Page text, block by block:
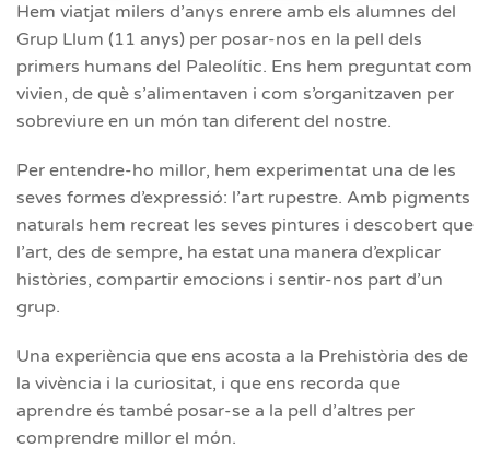
Hem viatjat milers d’anys enrere amb els alumnes del
Grup Llum (11 anys) per posar-nos en la pell dels
primers humans del Paleolític. Ens hem preguntat com
vivien, de què s’alimentaven i com s’organitzaven per
sobreviure en un món tan diferent del nostre.
Per entendre-ho millor, hem experimentat una de les
seves formes d’expressió: l’art rupestre. Amb pigments
naturals hem recreat les seves pintures i descobert que
l’art, des de sempre, ha estat una manera d’explicar
històries, compartir emocions i sentir-nos part d’un
grup.
Una experiència que ens acosta a la Prehistòria des de
la vivència i la curiositat, i que ens recorda que
aprendre és també posar-se a la pell d’altres per
comprendre millor el món.